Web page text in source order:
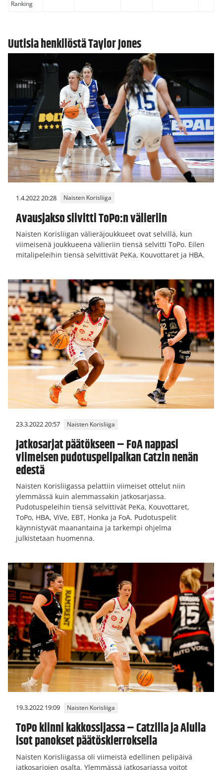
Ranking
Uutisia henkilöstä Taylor Jones
1.4.2022 20:28 Naisten Korisliiga
Avausjakso siivitti ToPo:n välieriin
Naisten Korisliigan välieräjoukkueet ovat selvillä, kun
viimeisenä joukkueena välieriin tiensä selvitti ToPo. Eilen
mitalipeleihin tiensä selvittivät PeKa, Kouvottaret ja HBA.
23.3.2022 20:57 Naisten Korisliiga
Jatkosarjat päätökseen – FoA nappasi
viimeisen pudotuspelipaikan Catzin nenän
edestä
Naisten Korisliigassa pelattiin viimeiset ottelut niin
ylemmässä kuin alemmassakin jatkosarjassa.
Pudotuspeleihin tiensä selvittivät PeKa, Kouvottaret,
ToPo, HBA, ViVe, EBT, Honka ja FoA. Pudotuspelit
käynnistyvät maanantaina ja tarkempi ohjelma
julkistetaan huomenna.
19.3.2022 19:09 Naisten Korisliiga
ToPo kiinni kakkossijassa – Catzilla ja Alulla
isot panokset päätöskierroksella
Naisten Korisliigassa oli viimeistä edellinen pelipäivä
jatkosarjojen osalta. Ylemmässä jatkosarjassa voitot